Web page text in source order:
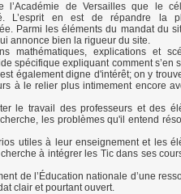
l’Académie de Versailles que le
L’esprit en est de répandre la
Parmi les éléments du mandat du
annonce bien la rigueur du site.
explications et
spécifique expliquant comment s’en
également digne d'intérêt; on y
à le relier plus intimement encore
le travail des professeurs et des
les problèmes qu'il entend
utiles à leur enseignement et les
à intégrer les Tic dans ses
de l’Éducation nationale d’une
clair et pourtant ouvert.